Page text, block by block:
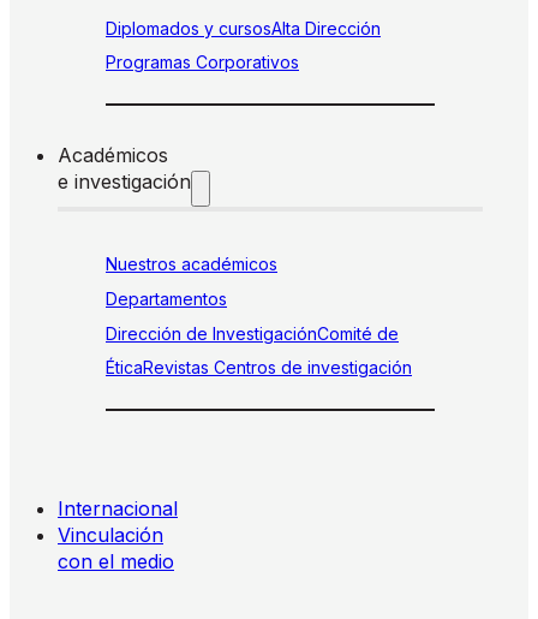
Diplomados y cursosAlta Dirección
Programas Corporativos
Académicos
e investigación
Nuestros académicos
Departamentos
Dirección de InvestigaciónComité de
ÉticaRevistas Centros de investigación
Internacional
Vinculación
con el medio